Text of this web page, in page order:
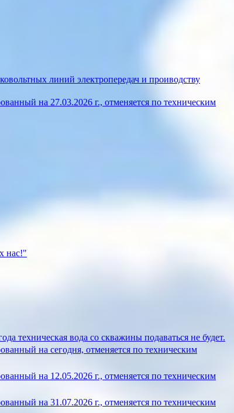
линий электропередач и проиводству
на 27.03.2026 г., отменяется по техническим
нас!"
техническая вода со скважины подаваться не будет.
на сегодня, отменяется по техническим
на 12.05.2026 г., отменяется по техническим
на 31.07.2026 г., отменяется по техническим